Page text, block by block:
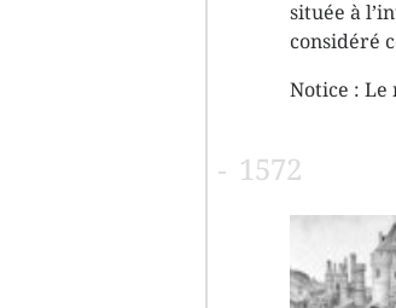
située à
considéré
Notice : Le
1572